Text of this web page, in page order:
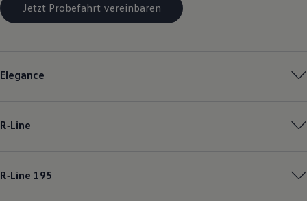
Jetzt Probefahrt vereinbaren
Elegance
R‑Line
R‑Line 195